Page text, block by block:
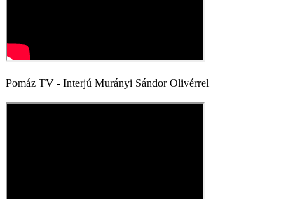
Pomáz TV - Interjú Murányi Sándor Olivérrel